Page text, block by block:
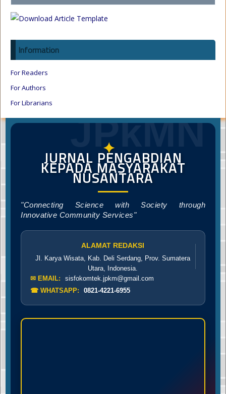
Information
For Readers
For Authors
For Librarians
JPkMN
✦
JURNAL PENGABDIAN
KEPADA MASYARAKAT
NUSANTARA
"Connecting Science with Society through
Innovative Community Services"
ALAMAT REDAKSI
Jl. Karya Wisata, Kab. Deli Serdang, Prov. Sumatera
Utara, Indonesia.
✉ EMAIL:
sisfokomtek.jpkm@gmail.com
☎ WHATSAPP:
0821-4221-6955